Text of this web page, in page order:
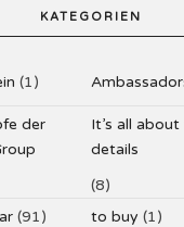
KATEGORIEN
(1)
der
It’s all about
details
(8)
(91) to buy (1)